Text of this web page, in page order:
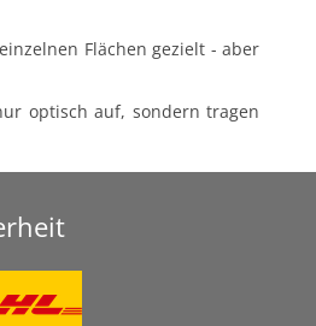
Flächen gezielt - aber
optisch auf, sondern tragen